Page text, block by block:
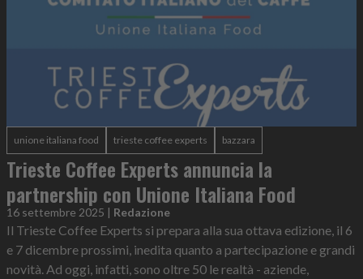
unione italiana food trieste coffee experts bazzara
Trieste Coffee Experts annuncia la
partnership con Unione Italiana Food
16 settembre 2025 | Redazione
Il Trieste Coffee Experts si prepara alla sua ottava edizione, il 6
e 7 dicembre prossimi, inedita quanto a partecipazione e grandi
novità. Ad oggi, infatti, sono oltre 50 le realtà - aziende,